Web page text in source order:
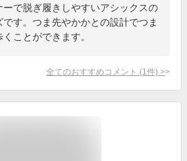
で脱ぎ履きしやすいアシックスの
す。つま先やかかとの設計でつま
ことができます。
全てのおすすめコメント (1 件) >